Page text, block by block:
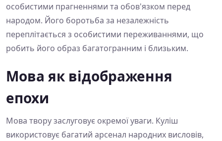
особистими прагненнями та обов'язком перед
народом. Його боротьба за незалежність
переплітається з особистими переживаннями, що
робить його образ багатогранним і близьким.
Мова як відображення
епохи
Мова твору заслуговує окремої уваги. Куліш
використовує багатий арсенал народних висловів,